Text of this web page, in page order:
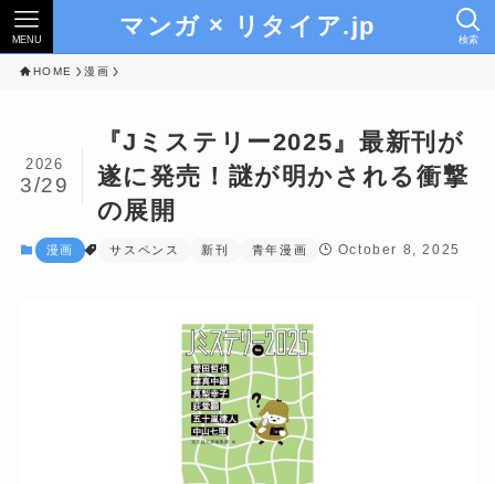
マンガ × リタイア.jp 検索
MENU
HOME 漫画
『Jミステリー2025』最新刊が
遂に発売！謎が明かされる衝撃
の展開
2026
3/29
漫画 サスペンス 新刊 青年漫画 October 8, 2025